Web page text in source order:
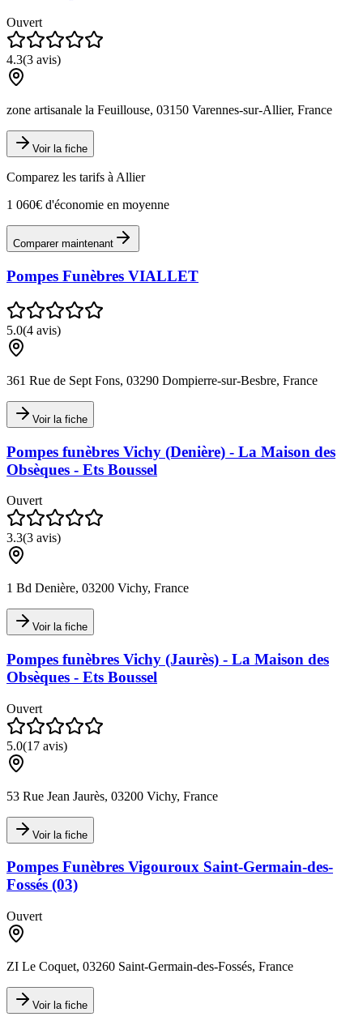
Ouvert
4.3(3 avis)
zone artisanale la Feuillouse, 03150 Varennes-sur-Allier, France
Voir la fiche
Comparez les tarifs àAllier
1 060€ d'économie en moyenne
Comparer maintenant
Pompes Funèbres VIALLET
5.0(4 avis)
361 Rue de Sept Fons, 03290 Dompierre-sur-Besbre, France
Voir la fiche
Pompes funèbres Vichy (Denière) - La Maison des
Obsèques - Ets Boussel
Ouvert
3.3(3 avis)
1 Bd Denière, 03200 Vichy, France
Voir la fiche
Pompes funèbres Vichy (Jaurès) - La Maison des
Obsèques - Ets Boussel
Ouvert
5.0(17 avis)
53 Rue Jean Jaurès, 03200 Vichy, France
Voir la fiche
Pompes Funèbres Vigouroux Saint-Germain-des-
Fossés (03)
Ouvert
ZI Le Coquet, 03260 Saint-Germain-des-Fossés, France
Voir la fiche